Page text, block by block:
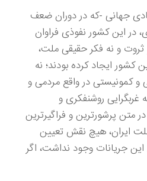
جهانی -که در دوران ضعف
در این کشور نفوذی فراوان
ثروت و نه فکر حقیقی ملت،
کشور ایجاد کرده بودند؛ نه
کمونیستی در واقع مردمی و
غربگرایی روشنفکری و
متن پرشورترین و فراگیرترین
ایران، هیچ نقش تعیین
جریانات وجود نداشت، اگر